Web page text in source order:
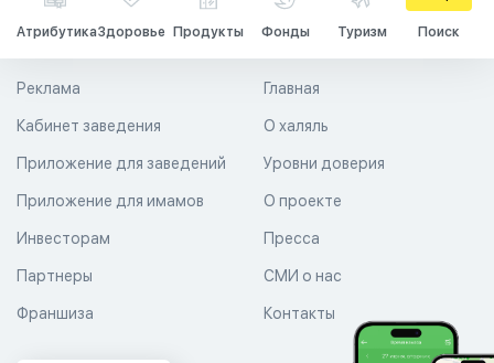
АтрибутикаЗдоровье Продукты Фонды Туризм Поиск
Главная
О халяль
Уровни доверия
Реклама
Кабинет заведения
Приложение для заведений
Приложение для имамов О проекте
Пресса
СМИ о нас
Контакты
Инвесторам
Партнеры
Франшиза